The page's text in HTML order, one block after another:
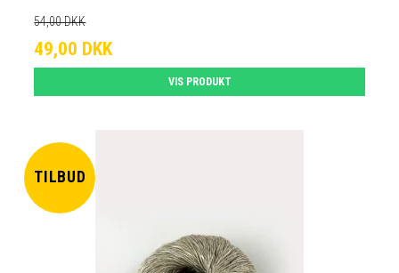
54,00 DKK
49,00 DKK
VIS PRODUKT
TILBUD